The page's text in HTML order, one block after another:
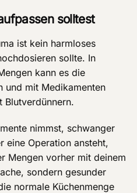
solltest
ist kein harmloses
sollte. In
kann es die
und mit Medikamenten
nimmst, schwanger
eine Operation ansteht,
Mengen vorher mit deinem
sondern gesunder
normale Küchenmenge